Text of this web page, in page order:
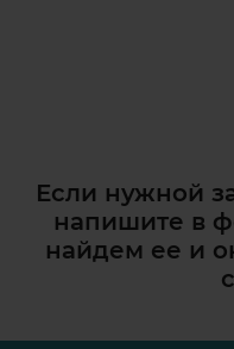
Если нужной
напишите в
найдем ее и